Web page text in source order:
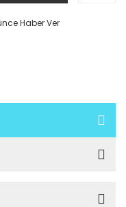
Haber Ver